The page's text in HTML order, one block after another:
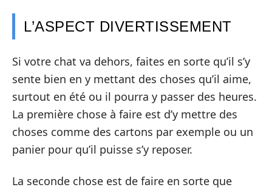
L’ASPECT DIVERTISSEMENT
Si votre chat va dehors, faites en sorte qu’il s’y
sente bien en y mettant des choses qu’il aime,
surtout en été ou il pourra y passer des heures.
La première chose à faire est d’y mettre des
choses comme des cartons par exemple ou un
panier pour qu’il puisse s’y reposer.
La seconde chose est de faire en sorte que